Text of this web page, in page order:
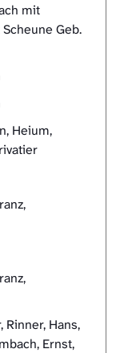
mit
Geb.
Heium,
Rinner, Hans,
Ernst,